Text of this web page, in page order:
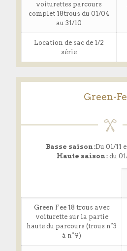
voiturettes parcours
complet 18trous du 01/04
au 31/10
Location de sac de 1/2
série
Green-
Basse saison :Du 01/11
Haute saison :du
Green Fee 18 trous avec
voiturette sur la partie
haute du parcours (trous n°3
à n°9)